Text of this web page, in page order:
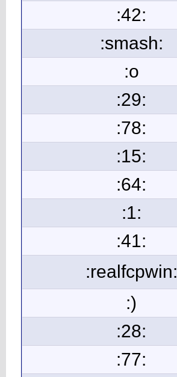
:42:
:smash:
:o
:29:
:78:
:15:
:64:
:1:
:41:
:realfcpwin:
:)
:28:
:77: